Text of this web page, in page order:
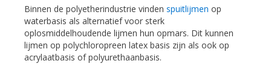
Binnen de polyetherindustrie vinden spuitlijmen op
waterbasis als alternatief voor sterk
oplosmiddelhoudende lijmen hun opmars. Dit kunnen
lijmen op polychloropreen latex basis zijn als ook op
acrylaatbasis of polyurethaanbasis.